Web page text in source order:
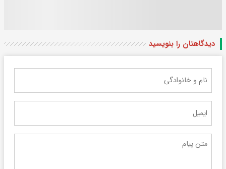
دیدگاهتان را بنویسید